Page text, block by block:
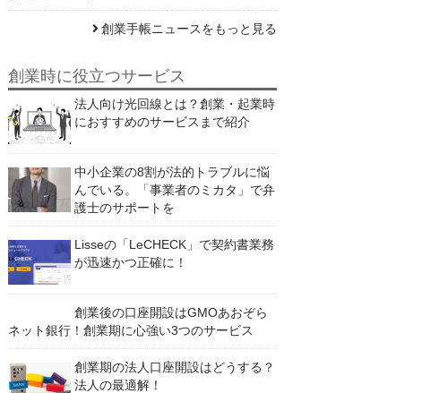
創業手帳ニュースをもっと見る
創業時に役立つサービス
法人向け光回線とは？創業・起業時
におすすめのサービスまで紹介
中小企業の8割が法的トラブルに悩
んでいる。「事業者のミカタ」で弁
護士のサポートを
Lisseの「LeCHECK」で契約書業務
が迅速かつ正確に！
創業後の口座開設はGMOあおぞら
ネット銀行！創業期に心強い3つのサービス
創業期の法人口座開設はどうする？
法人の最適解！